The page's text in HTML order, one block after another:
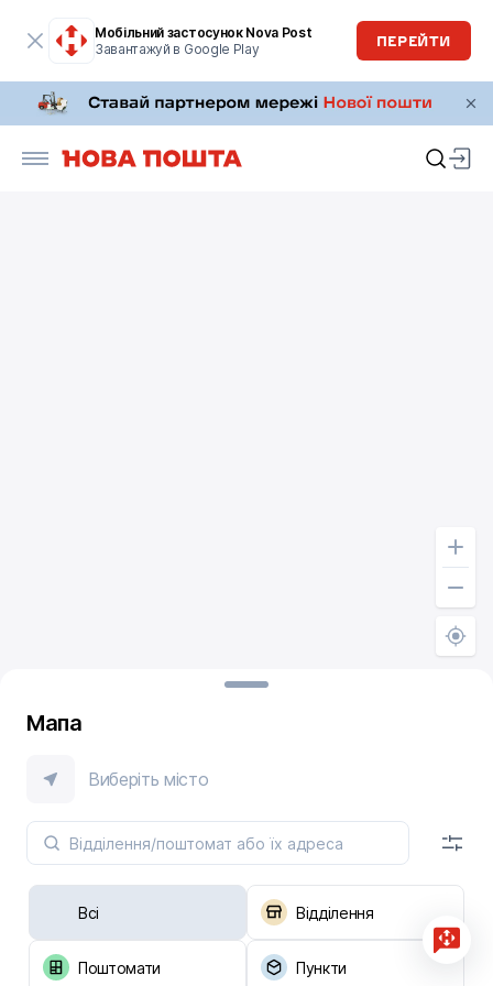
Мобільний застосунок Nova Post
Завантажуй в Google Play
ПЕРЕЙТИ
Мапа
Виберіть місто
Всі Відділення
Поштомати Пункти